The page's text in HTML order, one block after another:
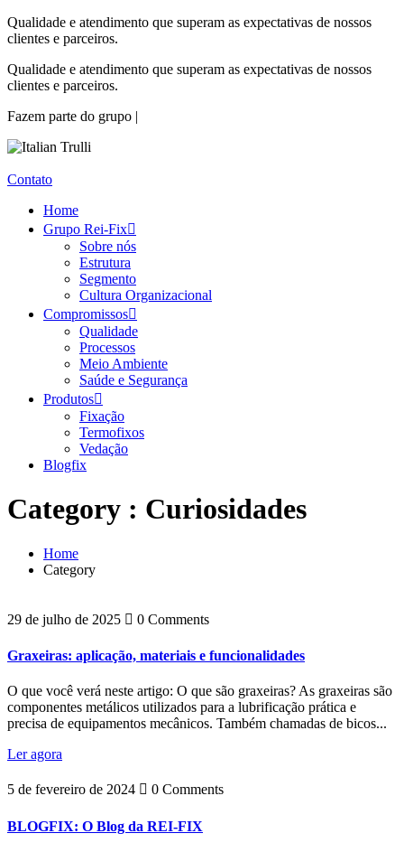
Qualidade e atendimento que superam as expectativas de nossos
clientes e parceiros.
Qualidade e atendimento que superam as expectativas de nossos
clientes e parceiros.
Fazem parte do grupo |
Contato
Home
Grupo Rei-Fix
Sobre nós
Estrutura
Segmento
Cultura Organizacional
Compromissos
Qualidade
Processos
Meio Ambiente
Saúde e Segurança
Produtos
Fixação
Termofixos
Vedação
Blogfix
Category : Curiosidades
Home
Category
29 de julho de 2025 0 Comments
Graxeiras: aplicação, materiais e funcionalidades
O que você verá neste artigo: O que são graxeiras? As graxeiras são
componentes metálicos utilizados para a lubrificação prática e
precisa de equipamentos mecânicos. Também chamadas de bicos...
Ler agora
5 de fevereiro de 2024 0 Comments
BLOGFIX: O Blog da REI-FIX